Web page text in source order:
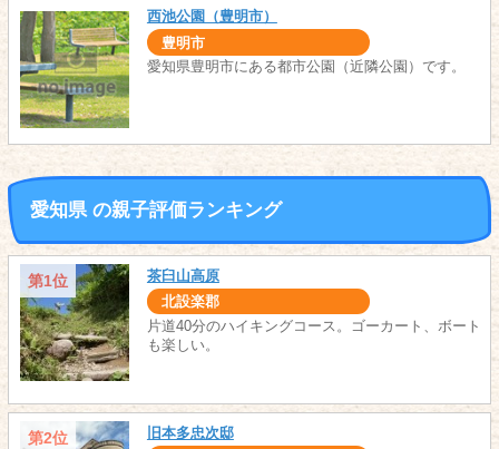
西池公園（豊明市）
豊明市
愛知県豊明市にある都市公園（近隣公園）です。
愛知県 の親子評価ランキング
第1位 茶臼山高原
北設楽郡
片道40分のハイキングコース。ゴーカート、ボート
も楽しい。
第2位 旧本多忠次邸